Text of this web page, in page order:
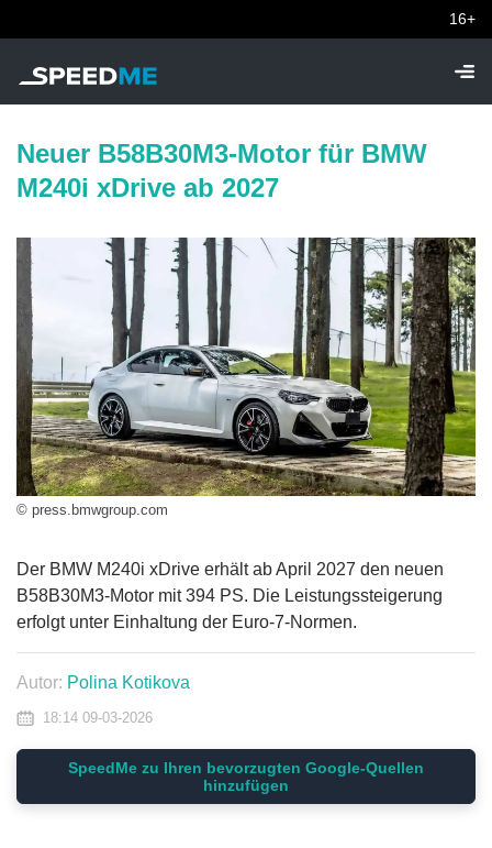
16+
Neuer B58B30M3-Motor für BMW
M240i xDrive ab 2027
© press.bmwgroup.com
Der BMW M240i xDrive erhält ab April 2027 den neuen
B58B30M3-Motor mit 394 PS. Die Leistungssteigerung
erfolgt unter Einhaltung der Euro-7-Normen.
Autor: Polina Kotikova
18:14 09-03-2026
SpeedMe zu Ihren bevorzugten Google-Quellen
hinzufügen